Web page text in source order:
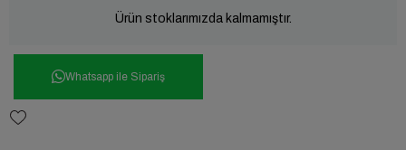
Ürün stoklarımızda kalmamıştır.
Whatsapp ile Sipariş